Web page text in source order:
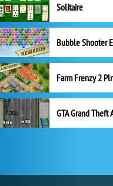
Solitaire
GTA Grand Theft